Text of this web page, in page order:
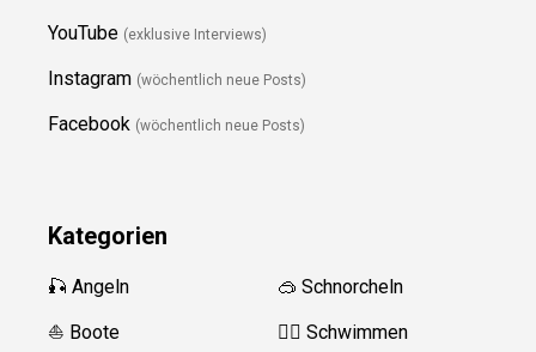
YouTube (exklusive Interviews)
Instagram (wöchentlich neue Posts)
Facebook (wöchentlich neue Posts)
Kategorien
🎣 Angeln
⛵️ Boote
🥽 Schnorcheln
🏊‍♂️ Schwimmen